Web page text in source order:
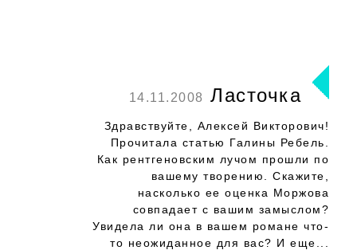
14.11.2008 Ласточка
Здравствуйте, Алексей Викторович!
Прочитала статью Галины Ребель.
Как рентгеновским лучом прошли по
вашему творению. Скажите,
насколько ее оценка Моржова
совпадает с вашим замыслом?
Увидела ли она в вашем романе что-
то неожиданное для вас? И еще...